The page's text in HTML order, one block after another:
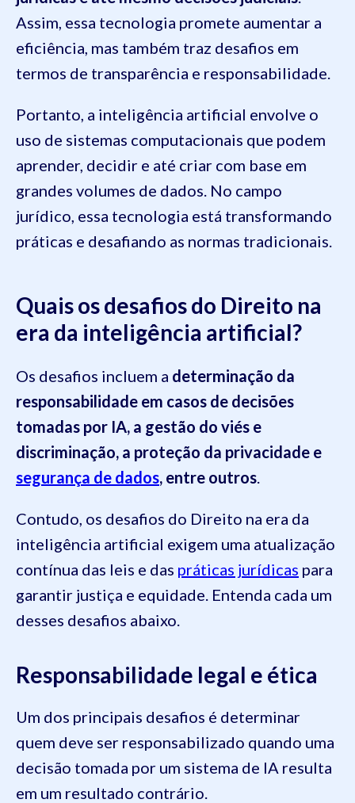
Assim, essa tecnologia promete aumentar a
eficiência, mas também traz desafios em
termos de transparência e responsabilidade.
Portanto, a inteligência artificial envolve o
uso de sistemas computacionais que podem
aprender, decidir e até criar com base em
grandes volumes de dados. No campo
jurídico, essa tecnologia está transformando
práticas e desafiando as normas tradicionais.
Quais os desafios do Direito na
era da inteligência artificial?
Os desafios incluem a determinação da
responsabilidade em casos de decisões
tomadas por IA, a gestão do viés e
discriminação, a proteção da privacidade e
segurança de dados, entre outros
Contudo, os desafios do Direito na era da
inteligência artificial exigem uma atualização
contínua das leis e das práticas jurídicas para
garantir justiça e equidade. Entenda cada um
desses desafios abaixo.
Responsabilidade legal e ética
Um dos principais desafios é determinar
quem deve ser responsabilizado quando uma
decisão tomada por um sistema de IA resulta
em um resultado contrário.